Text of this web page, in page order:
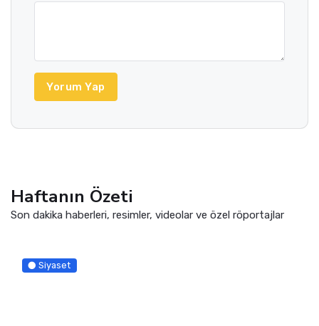
Yorum Yap
Haftanın Özeti
Son dakika haberleri, resimler, videolar ve özel röportajlar
Siyaset